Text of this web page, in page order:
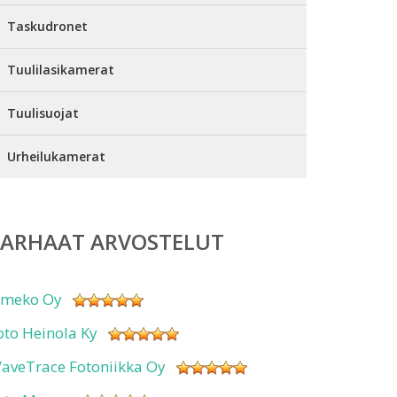
Taskudronet
Tuulilasikamerat
Tuulisuojat
Urheilukamerat
ARVOSTELUT
Oy
Heinola Ky
Fotoniikka Oy